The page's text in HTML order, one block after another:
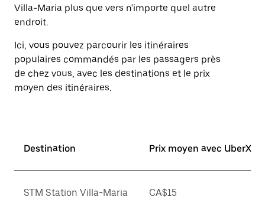
Villa-Maria plus que vers n'importe quel autre
endroit.
Ici, vous pouvez parcourir les itinéraires
populaires commandés par les passagers près
de chez vous, avec les destinations et le prix
moyen des itinéraires.
Destination Prix moyen avec UberX*
STM Station Villa-Maria CA$15